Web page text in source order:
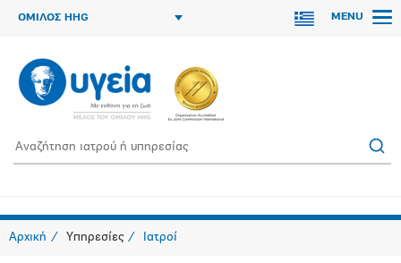
ΟΜΙΛΟΣ HHG MENU
Αρχική Υπηρεσίες Ιατροί